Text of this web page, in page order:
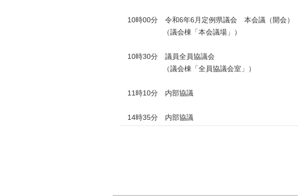
10時00分 令和6年6月定例県議会 本会議（開会）
（議会棟「本会議場」）
10時30分 議員全員協議会
（議会棟「全員協議会室」）
11時10分 内部協議
14時35分 内部協議